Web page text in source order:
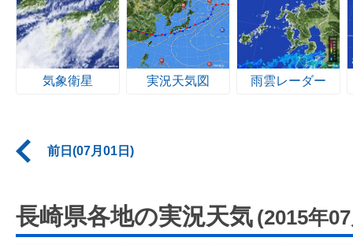
気象衛星 実況天気図 雨雲レーダー
前日(07月01日)
長崎県各地の実況天気 (2015年